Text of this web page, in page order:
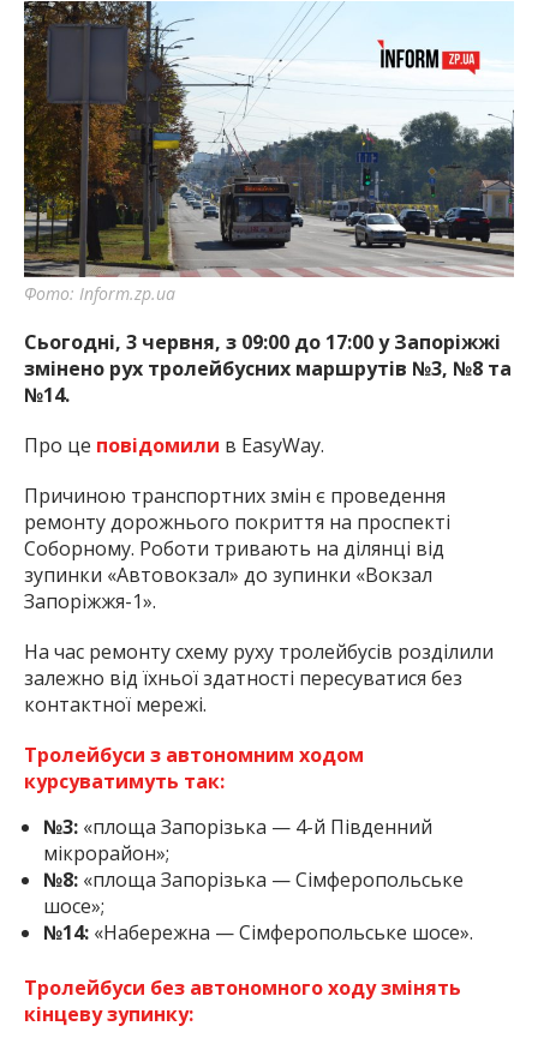
Фото: Inform.zp.ua
Сьогодні, 3 червня, з 09:00 до 17:00 у Запоріжжі
змінено рух тролейбусних маршрутів №3, №8 та
№14.
Про це повідомили в EasyWay.
Причиною транспортних змін є проведення
ремонту дорожнього покриття на проспекті
Соборному. Роботи тривають на ділянці від
зупинки «Автовокзал» до зупинки «Вокзал
Запоріжжя-1».
На час ремонту схему руху тролейбусів розділили
залежно від їхньої здатності пересуватися без
контактної мережі.
Тролейбуси з автономним ходом
курсуватимуть так:
№3: «площа Запорізька — 4-й Південний
мікрорайон»;
№8: «площа Запорізька — Сімферопольське
шосе»;
№14: «Набережна — Сімферопольське шосе».
Тролейбуси без автономного ходу змінять
кінцеву зупинку: